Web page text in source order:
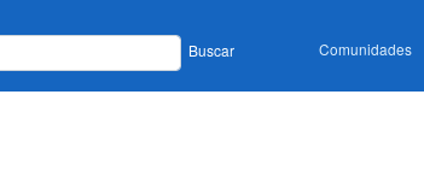
Buscar Comunidades